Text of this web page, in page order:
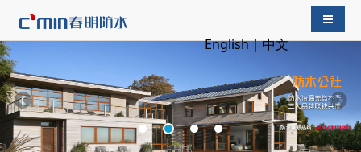
English|中文
导航切